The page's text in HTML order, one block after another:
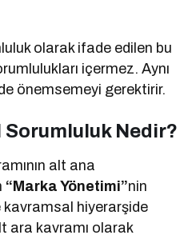
olarak ifade edilen bu
içermez. Aynı
önemsemeyi gerektirir.
Sorumluluk Nedir?
alt ana
“Marka Yönetimi”nin
kavramsal hiyerarşide
ara kavramı olarak